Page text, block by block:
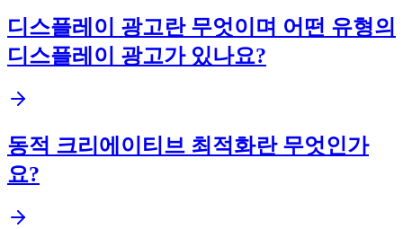
디스플레이 광고란 무엇이며 어떤 유형의
디스플레이 광고가 있나요?
동적 크리에이티브 최적화란 무엇인가
요?